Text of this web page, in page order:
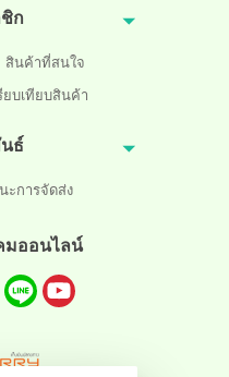
ก
สินค้าที่สนใจ
ยบเทียบสินค้า
ธ์
ะการจัดส่ง
มออนไลน์